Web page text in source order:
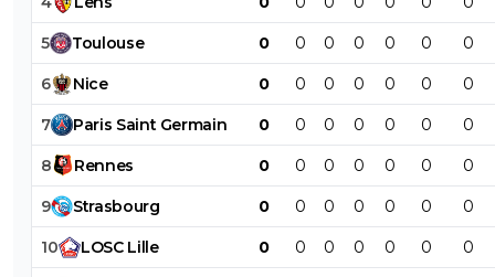
5 Toulouse 0 0 0 0 0 0 0
6 Nice 0 0 0 0 0 0 0
7 Paris Saint Germain 0 0 0 0 0 0 0
8 Rennes 0 0 0 0 0 0 0
9 Strasbourg 0 0 0 0 0 0 0
10 LOSC Lille 0 0 0 0 0 0 0